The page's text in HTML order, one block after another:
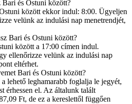
és Ostuni között?
között ekkor indul: 8:00. Ügyeljen
velünk az indulási nap menetrendjét,
Bari és Ostuni között?
között a 17:00 címen indul.
ellenőrizze velünk az indulási nap
eltérhet.
Bari és Ostuni között?
lehető leghamarabb foglalja le jegyét,
érhessen el. Az általunk talált
Ft, de ez a kereslettől függően